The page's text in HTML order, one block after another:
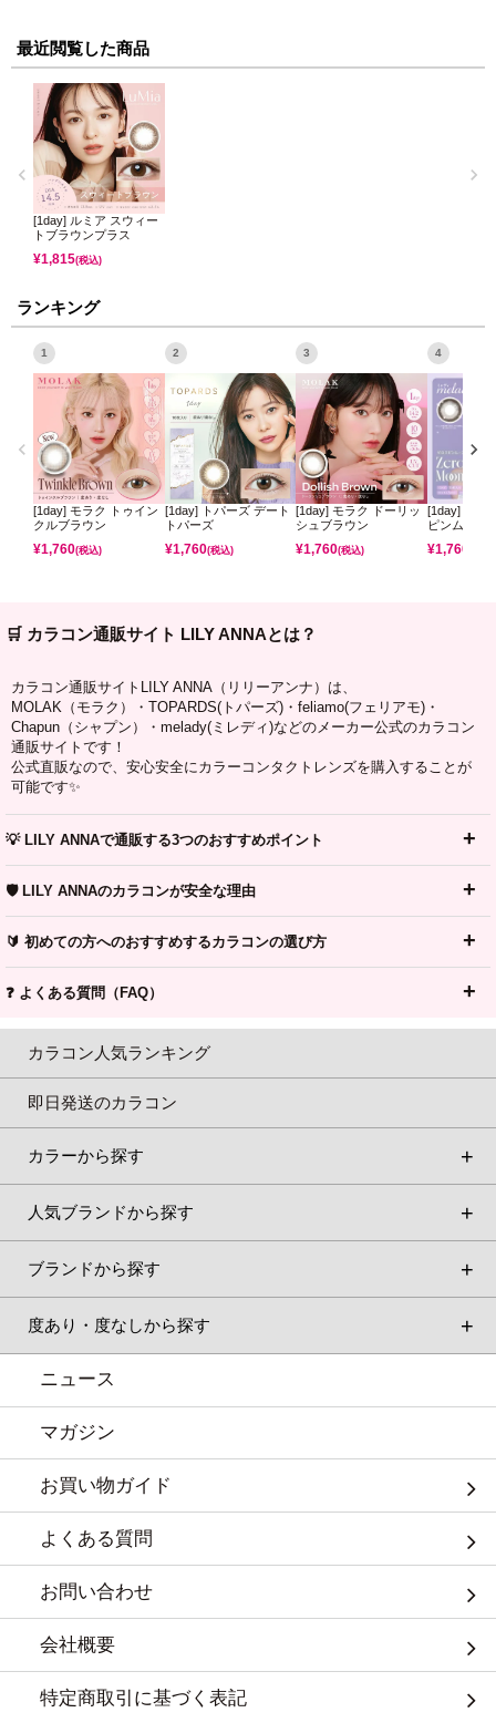
最近閲覧した商品
[1day] ルミア スウィー
トブラウンプラス
¥1,815(税込)
ランキング
1
[1day] モラク トゥイン
クルブラウン
¥1,760(税込)
2
[1day] トパーズ デート
トパーズ
¥1,760(税込)
3
[1day] モラク ドーリッ
シュブラウン
¥1,760(税込)
4
[1day] ミレ
ピンムーン
¥1,760
🛒 カラコン通販サイト LILY ANNAとは？
カラコン通販サイトLILY ANNA（リリーアンナ）は、
MOLAK（モラク）・TOPARDS(トパーズ)・feliamo(フェリアモ)・
Chapun（シャプン）・melady(ミレディ)などのメーカー公式のカラコン
通販サイトです！
公式直販なので、安心安全にカラーコンタクトレンズを購入することが
可能です✨
💡 LILY ANNAで通販する3つのおすすめポイント
🛡️ LILY ANNAのカラコンが安全な理由
🔰 初めての方へのおすすめするカラコンの選び方
❓ よくある質問（FAQ）
カラコン人気ランキング
即日発送のカラコン
カラーから探す
人気ブランドから探す
ブランドから探す
度あり・度なしから探す
ニュース
マガジン
お買い物ガイド
よくある質問
お問い合わせ
会社概要
特定商取引に基づく表記